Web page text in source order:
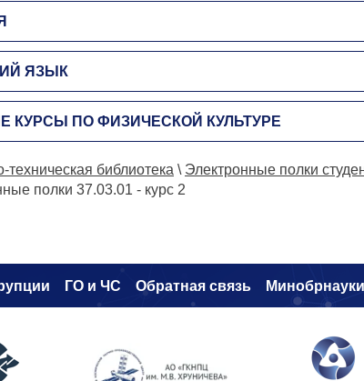
ЯЗЫК
КУРСЫ ПО ФИЗИЧЕСКОЙ КУЛЬТУРЕ
техническая библиотека \ Электронные полки
полки 37.03.01 - курс 2
и ГО и ЧС Обратная связь Минобрнауки